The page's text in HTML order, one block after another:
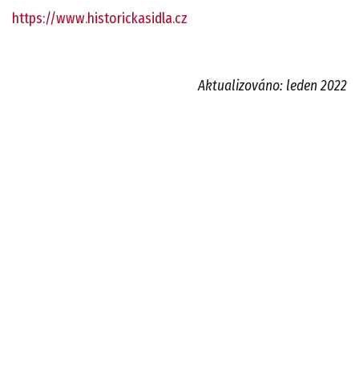
https://www.historickasidla.cz
Aktualizováno: leden 2022